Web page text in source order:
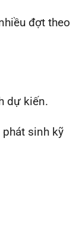
đợt theo
dự kiến.
sinh kỹ